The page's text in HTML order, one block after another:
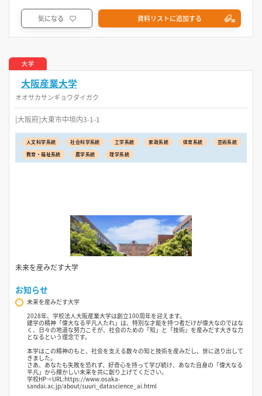
気になる 資料リストに追加する
大学
大阪産業大学
オオサカサンギョウダイガク
[大阪府]大東市中垣内3-1-1
人文科学系統 社会科学系統 工学系統 家政系統 体育系統
芸術系統
教育・福祉系統
農学系統 理学系統
未来を産みだす大学
お知らせ
未来を産みだす大学
2028年、学校法人大阪産業大学は創立100周年を迎えます。
建学の精神「偉大なる平凡人たれ」は、特別な才能を持つ者だけが偉大なのではな
く、日々の地道な努力こそが、社会のための「知」と「技術」を産みだす大きな力
となるという理念です。
本学はこの精神のもと、社会を支える数々の知と技術を産みだし、世に送り出して
きました。
さあ、あなたも失敗を恐れず、好奇心を持って学び続け、あなた自身の「偉大なる
平凡」から輝かしい未来を共に創り上げてください。
学校HP⇒URL:https://www.osaka-
sandai.ac.jp/about/suuri_datascience_ai.html